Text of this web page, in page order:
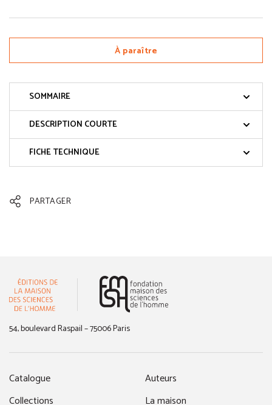
À paraître
SOMMAIRE
DESCRIPTION COURTE
FICHE TECHNIQUE
PARTAGER
54, boulevard Raspail – 75006 Paris
Catalogue
Collections
Auteurs
La maison